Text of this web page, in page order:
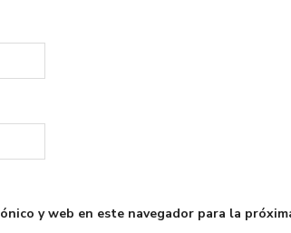
y web en este navegador para la